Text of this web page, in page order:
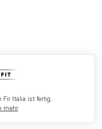
Fir Italia ist fertig.
mehr